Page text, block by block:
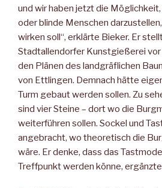
und wir haben jetzt die
oder blinde Menschen
wirken soll“, erklärte Bieker. Er
Stadtallendorfer Kunstgießerei
den Plänen des landgräflichen
von Ettlingen. Demnach hätte
Turm gebaut werden sollen. Zu
sind vier Steine – dort wo die
weiterführen sollen. Sockel und
angebracht, wo theoretisch die
wäre. Er denke, dass das
Treffpunkt werden könne,